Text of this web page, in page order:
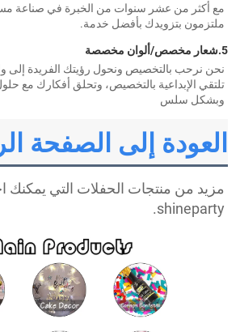
ملتزمون بتزويدك بأفضل خدمة.
5. شعار مخصص/ألوان مخصصة
وبشكل سلس
العودة إلى الصفحة
shineparty.